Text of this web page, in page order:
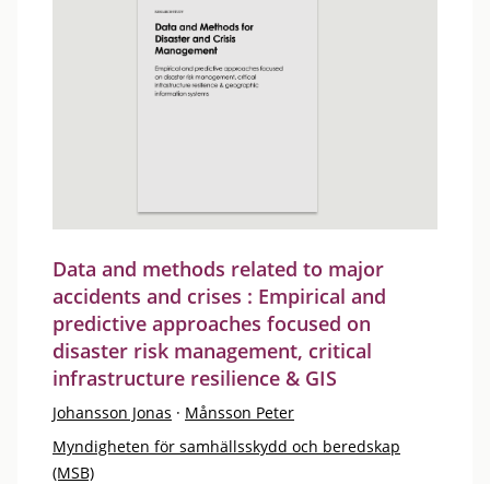
Data and methods related to major
accidents and crises : Empirical and
predictive approaches focused on
disaster risk management, critical
infrastructure resilience & GIS
Johansson Jonas · Månsson Peter
Myndigheten för samhällsskydd och beredskap
(MSB)